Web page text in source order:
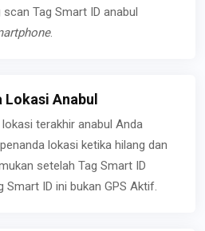
Tag Smart ID anabul
.
Lokasi Anabul
terakhir anabul Anda
lokasi ketika hilang dan
setelah Tag Smart ID
Smart ID ini bukan GPS Aktif.